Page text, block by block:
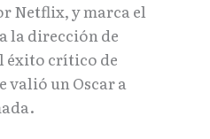
Netflix, y marca el
la dirección de
éxito crítico de
valió un Oscar a